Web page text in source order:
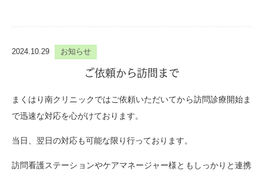
2024.10.29 お知らせ
ご依頼から訪問まで
まくはり南クリニックではご依頼いただいてから訪問診療開始ま
で迅速な対応を心がけております。
当日、翌日の対応も可能な限り行っております。
訪問看護ステーションやケアマネージャー様ともしっかりと連携